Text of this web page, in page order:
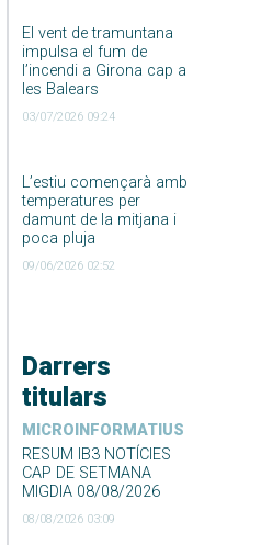
El vent de tramuntana
impulsa el fum de
l’incendi a Girona cap a
les Balears
03/07/2026 09:24
L’estiu començarà amb
temperatures per
damunt de la mitjana i
poca pluja
09/06/2026 02:52
Darrers
titulars
MICROINFORMATIUS
RESUM IB3 NOTÍCIES
CAP DE SETMANA
MIGDIA 08/08/2026
08/08/2026 03:09